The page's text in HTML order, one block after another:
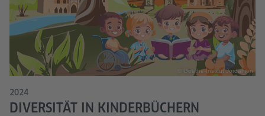
© Goethe-Institut Jordanien
2024
DIVERSITÄT IN KINDERBÜCHERN